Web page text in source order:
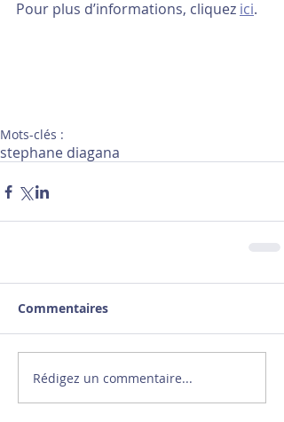
Pour plus d’informations, cliquez ici.
Mots-clés :
stephane diagana
Commentaires
Rédigez un commentaire...